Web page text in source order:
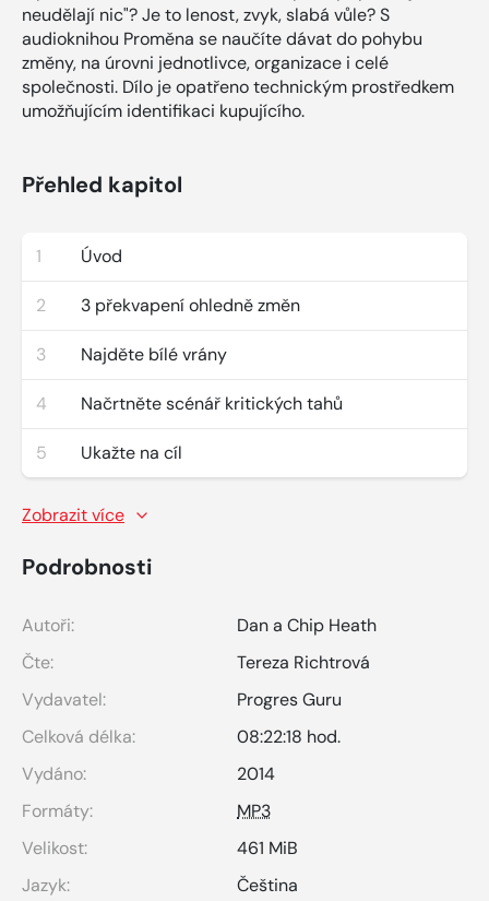
neudělají nic"? Je to lenost, zvyk, slabá vůle? S
audioknihou Proměna se naučíte dávat do pohybu
změny, na úrovni jednotlivce, organizace i celé
společnosti. Dílo je opatřeno technickým prostředkem
umožňujícím identifikaci kupujícího.
Přehled kapitol
1 Úvod
2 3 překvapení ohledně změn
3 Najděte bílé vrány
4 Načrtněte scénář kritických tahů
5 Ukažte na cíl
Zobrazit více
Podrobnosti
Autoři:
Dan a Chip Heath
Čte:
Tereza Richtrová
Vydavatel:
Progres Guru
Celková délka:
08:22:18 hod.
Vydáno:
2014
Formáty:
MP3
Velikost:
461 MiB
Jazyk:
Čeština